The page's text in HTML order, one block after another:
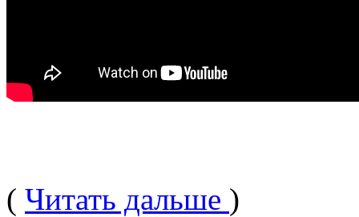
( Читать дальше )